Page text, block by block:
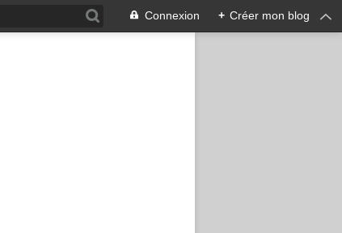
Connexion + Créer mon blog